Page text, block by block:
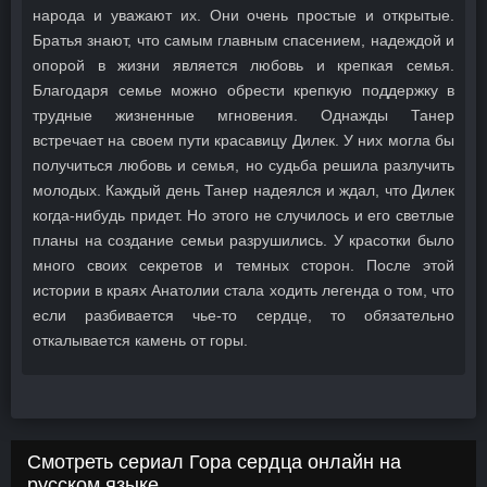
народа и уважают их. Они очень простые и открытые.
Братья знают, что самым главным спасением, надеждой и
опорой в жизни является любовь и крепкая семья.
Благодаря семье можно обрести крепкую поддержку в
трудные жизненные мгновения. Однажды Танер
встречает на своем пути красавицу Дилек. У них могла бы
получиться любовь и семья, но судьба решила разлучить
молодых. Каждый день Танер надеялся и ждал, что Дилек
когда-нибудь придет. Но этого не случилось и его светлые
планы на создание семьи разрушились. У красотки было
много своих секретов и темных сторон. После этой
истории в краях Анатолии стала ходить легенда о том, что
если разбивается чье-то сердце, то обязательно
откалывается камень от горы.
Смотреть сериал Гора сердца онлайн на